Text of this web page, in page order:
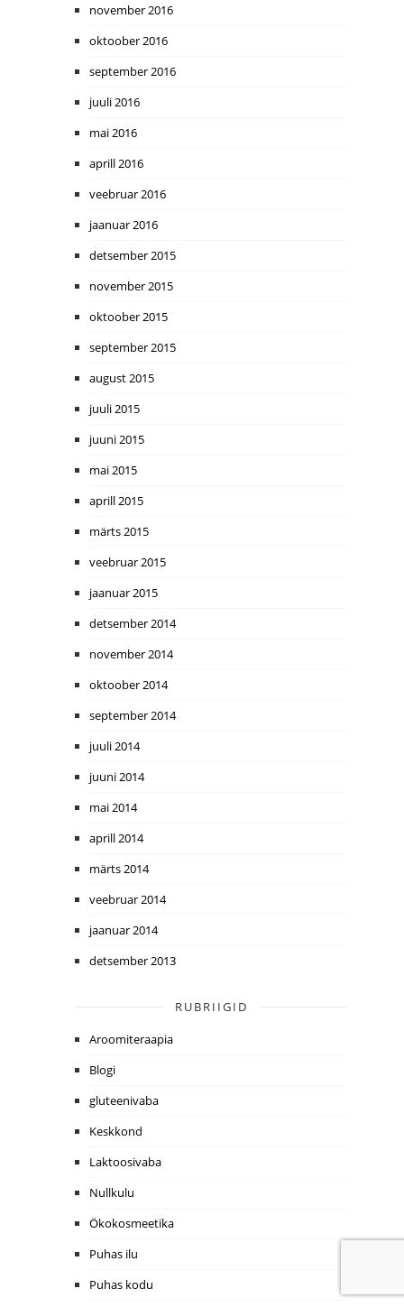
november 2016
oktoober 2016
september 2016
juuli 2016
mai 2016
aprill 2016
veebruar 2016
jaanuar 2016
detsember 2015
november 2015
oktoober 2015
september 2015
august 2015
juuli 2015
juuni 2015
mai 2015
aprill 2015
märts 2015
veebruar 2015
jaanuar 2015
detsember 2014
november 2014
oktoober 2014
september 2014
juuli 2014
juuni 2014
mai 2014
aprill 2014
märts 2014
veebruar 2014
jaanuar 2014
detsember 2013
RUBRIIGID
Aroomiteraapia
Blogi
gluteenivaba
Keskkond
Laktoosivaba
Nullkulu
Ökokosmeetika
Puhas ilu
Puhas kodu